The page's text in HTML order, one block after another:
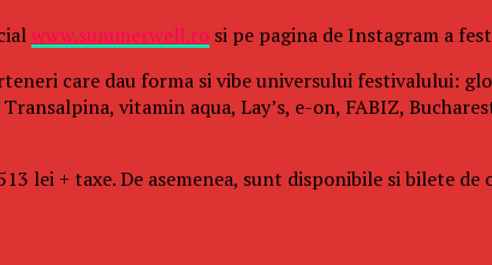
www.summerwell.ro si pe pagina de Instagram a
care dau forma si vibe universului festivalului:
vitamin aqua, Lay’s, e-on, FABIZ,
lei + taxe. De asemenea, sunt disponibile si bilete